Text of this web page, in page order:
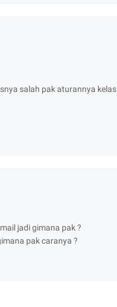
salah pak aturannya
jadi gimana pak ?
pak caranya ?